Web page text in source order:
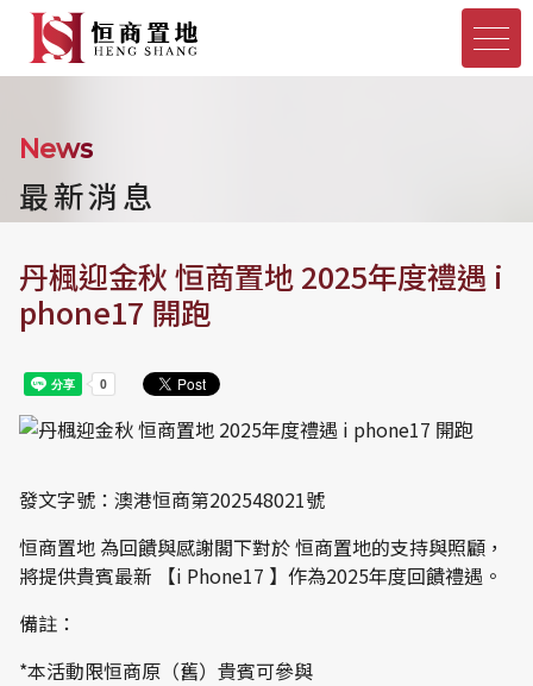
News
最新消息
丹楓迎金秋 恒商置地 2025年度禮遇 i
phone17 開跑
發文字號：澳港恒商第202548021號
恒商置地 為回饋與感謝閣下對於 恒商置地的支持與照顧，
將提供貴賓最新 【i Phone17 】作為2025年度回饋禮遇。
備註：
*本活動限恒商原（舊）貴賓可參與